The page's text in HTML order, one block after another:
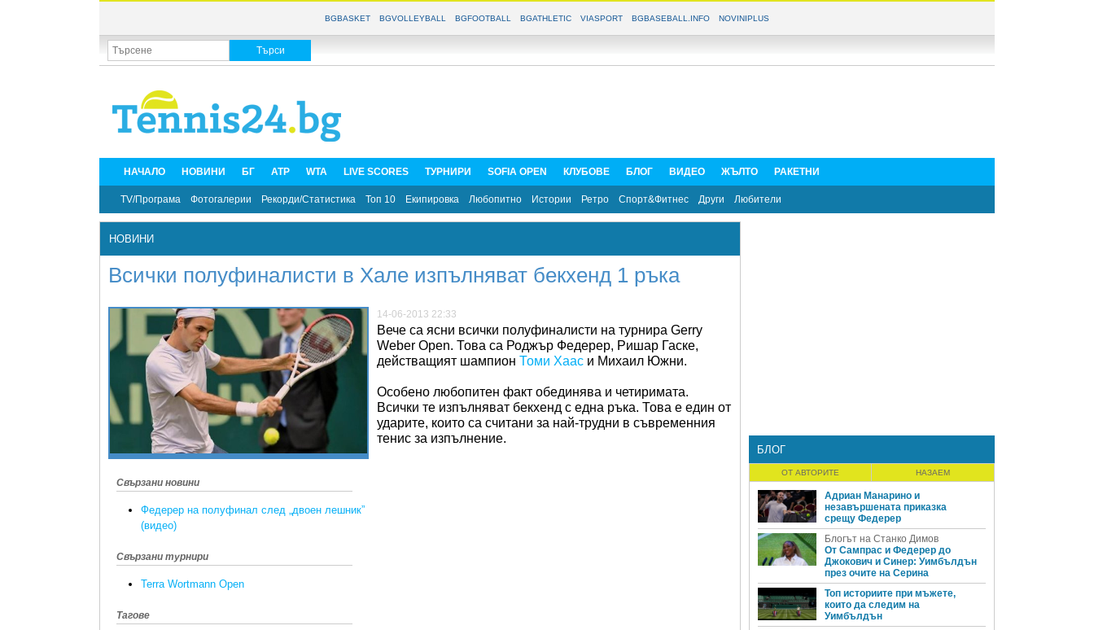
BGBASKET BGVOLLEYBALL BGFOOTBALL BGATHLETIC VIASPORT BGBASEBALL.INFO NOVINIPLUS
НАЧАЛО НОВИНИ БГ ATP WTA LIVE SCORES ТУРНИРИ SOFIA OPEN КЛУБОВЕ БЛОГ ВИДЕО ЖЪЛТО РАКЕТНИ
TV/Програма Фотогалерии Рекорди/Статистика Топ 10 Екипировка Любопитно Истории Ретро Спорт&Фитнес Други Любители
НОВИНИ
Всички полуфиналисти в Хале изпълняват бекхенд 1 ръка
Свързани новини
Федерер на полуфинал след „двоен лешник”
(видео)
Свързани турнири
Terra Wortmann Open
Тагове
14-06-2013 22:33
Вече са ясни всички полуфиналисти на турнира Gerry
Weber Open. Това са Роджър Федерер, Ришар Гаске,
действащият шампион Томи Хаас и Михаил Южни.
Особено любопитен факт обединява и четиримата.
Всички те изпълняват бекхенд с една ръка. Това е един от
ударите, които са считани за най-трудни в съвременния
тенис за изпълнение.
БЛОГ
ОТ АВТОРИТЕ НАЗАЕМ
Адриан Манарино и
незавършената приказка
срещу Федерер
Блогът на Станко Димов
От Сампрас и Федерер до
Джокович и Синер: Уимбълдън
през очите на Серина
Топ историите при мъжете,
които да следим на
Уимбълдън